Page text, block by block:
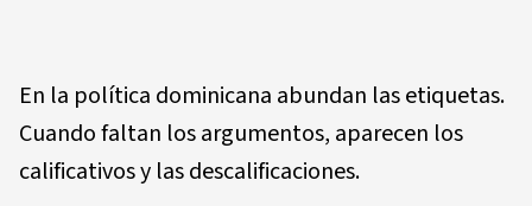
En la política dominicana abundan las etiquetas.
Cuando faltan los argumentos, aparecen los
calificativos y las descalificaciones.